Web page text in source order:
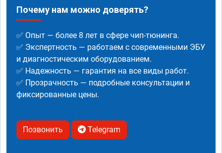
Почему нам можно доверять?
✅ Опыт — более 8 лет в сфере чип-тюнинга.
✅ Экспертность — работаем с современными ЭБУ
и диагностическим оборудованием.
✅ Надежность — гарантия на все виды работ.
✅ Прозрачность — подробные консультации и
фиксированные цены.
Позвонить Telegram